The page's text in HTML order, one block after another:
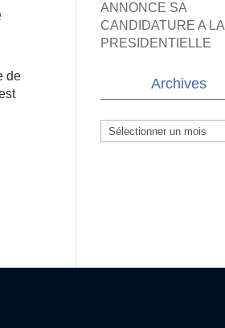
de
ANNONCE SA
CANDIDATURE A LA
PRESIDENTIELLE
Archives
Archives